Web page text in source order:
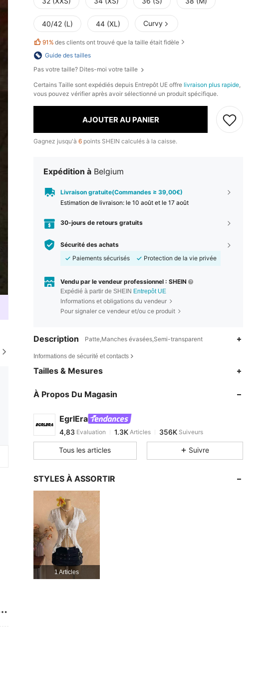
40/42 (L) 44 (XL) Curvy
91% des clients ont trouvé que la taille était fidèle
Guide des tailles
Pas votre taille? Dites-moi votre taille
​Certains Taille sont expédiés depuis Entrepôt UE offre livraison plus rapide,
vous pouvez vérifier après avoir sélectionné un produit spécifique.
AJOUTER AU PANIER
Gagnez jusqu'à 6 points SHEIN calculés à la caisse.
Expédition à Belgium
Livraison gratuite(Commandes ≥ 39,00€)
Estimation de livraison: le 10 août et le 17 août
30-jours de retours gratuits
Sécurité des achats
Paiements sécurisés
Protection de la vie privée
Vendu par le vendeur professionnel : SHEIN
Expédié à partir de SHEIN Entrepôt UE
Informations et obligations du vendeur
Pour signaler ce vendeur et/ou ce produit
Description Patte,Manches évasées,Semi-transparent
Informations de sécurité et contacts
Tailles & Mesures
À Propos Du Magasin
EgrlEra
4,83
1.3K
4,83
Evaluation 1.3KArticles
v***6est en train de naviguer
4,83 1.3K
356K
4,83
4,83
4,83
Tous les articles Suivre
STYLES À ASSORTIR
1 Articles